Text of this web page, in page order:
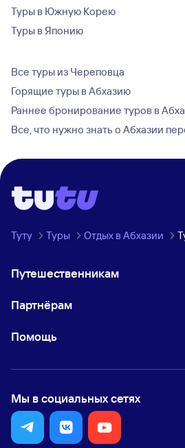
Туры в Южную Корею
Туры в Японию
Все туры из Череповца
Горящие туры в Абхазию
Раннее бронирование туров в
Все, что нужно знать о Абхазии
Туту Туры Отдых в Абхазии
Путешественникам
Партнёрам
Помощь
Мы в социальных сетях